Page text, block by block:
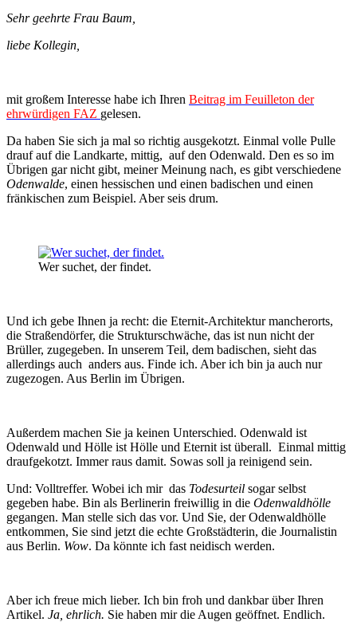
Sehr geehrte Frau Baum,
liebe Kollegin,
mit großem Interesse habe ich Ihren Beitrag im Feuilleton der
ehrwürdigen FAZ gelesen.
Da haben Sie sich ja mal so richtig ausgekotzt. Einmal volle Pulle
drauf auf die Landkarte, mittig, auf den Odenwald. Den es so im
Übrigen gar nicht gibt, meiner Meinung nach, es gibt verschiedene
Odenwalde, einen hessischen und einen badischen und einen
fränkischen zum Beispiel. Aber seis drum.
Wer suchet, der findet.
Und ich gebe Ihnen ja recht: die Eternit-Architektur mancherorts,
die Straßendörfer, die Strukturschwäche, das ist nun nicht der
Brüller, zugegeben. In unserem Teil, dem badischen, sieht das
allerdings auch anders aus. Finde ich. Aber ich bin ja auch nur
zugezogen. Aus Berlin im Übrigen.
Außerdem machen Sie ja keinen Unterschied. Odenwald ist
Odenwald und Hölle ist Hölle und Eternit ist überall. Einmal mittig
draufgekotzt. Immer raus damit. Sowas soll ja reinigend sein.
Und: Volltreffer. Wobei ich mir das Todesurteil sogar selbst
gegeben habe. Bin als Berlinerin freiwillig in die Odenwaldhölle
gegangen. Man stelle sich das vor. Und Sie, der Odenwaldhölle
entkommen, Sie sind jetzt die echte Großstädterin, die Journalistin
aus Berlin. Wow. Da könnte ich fast neidisch werden.
Aber ich freue mich lieber. Ich bin froh und dankbar über Ihren
Artikel. Ja, ehrlich. Sie haben mir die Augen geöffnet. Endlich.